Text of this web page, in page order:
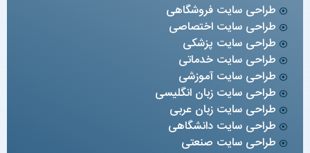
طراحی سایت فروشگاهی
طراحی سایت اختصاصی
طراحی سایت پزشکی
طراحی سایت خدماتی
طراحی سایت آموزشی
طراحی سایت زبان انگلیسی
طراحی سایت زبان عربی
طراحی سایت دانشگاهی
طراحی سایت صنعتی